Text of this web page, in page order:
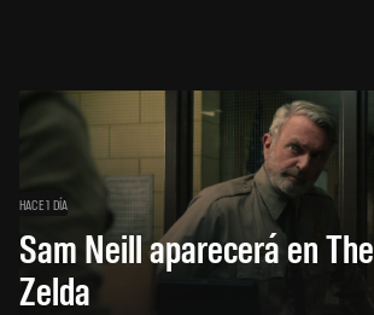
HACE 1 DÍA
Sam Neill aparecerá en
Zelda